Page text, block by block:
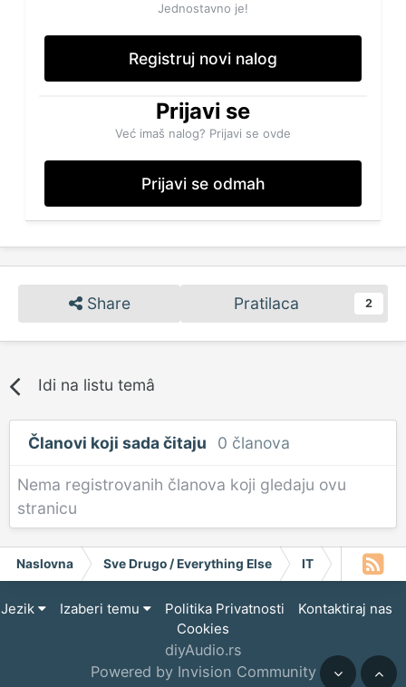
Jednostavno je!
Registruj novi nalog
Prijavi se
Već imaš nalog? Prijavi se ovde
Prijavi se odmah
Share Pratilaca 2
Idi na listu temâ
Članovi koji sada čitaju 0 članova
Nema registrovanih članova koji gledaju ovu
stranicu
Naslovna Sve Drugo / Everything Else IT
Jezik Izaberi temu Politika Privatnosti
Kontaktiraj nas
Cookies
diyAudio.rs
Powered by Invision Community